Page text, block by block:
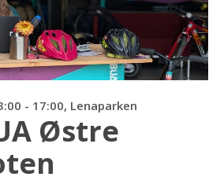
- 17:00, Lenaparken
Østre